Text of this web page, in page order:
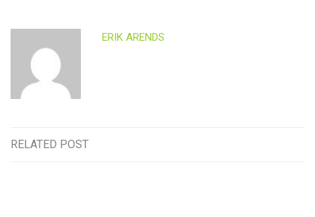
ERIK ARENDS
RELATED POST